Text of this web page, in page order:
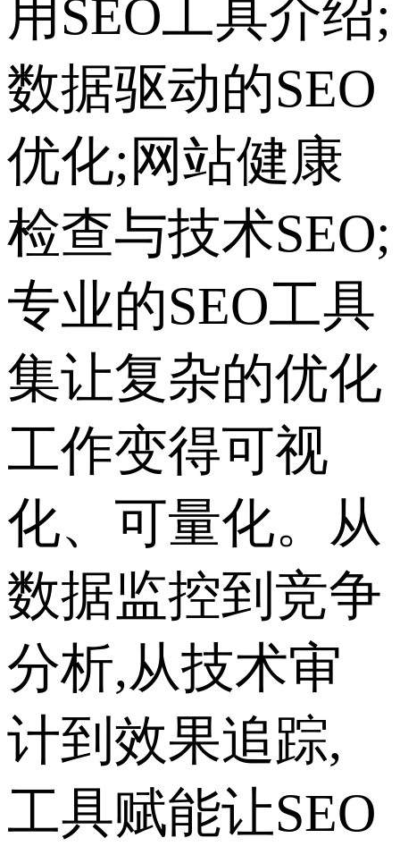
用SEO工具介绍;
数据驱动的SEO
优化;网站健康
检查与技术SEO;
专业的SEO工具
集让复杂的优化
工作变得可视
化、可量化。从
数据监控到竞争
分析,从技术审
计到效果追踪,
工具赋能让SEO